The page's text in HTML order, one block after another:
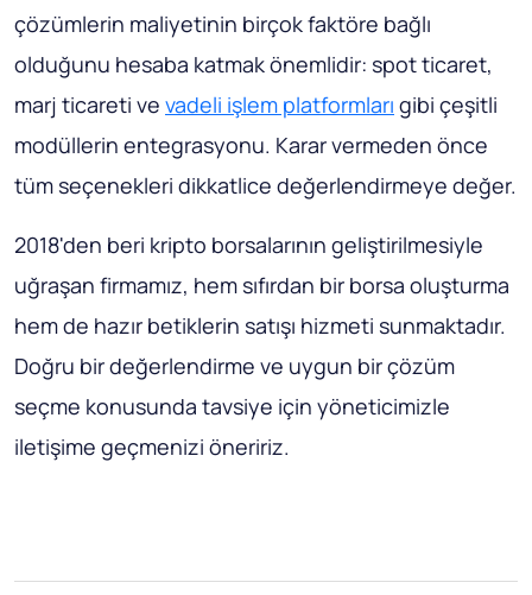
çözümlerin maliyetinin birçok faktöre bağlı
olduğunu hesaba katmak önemlidir: spot ticaret,
marj ticareti ve vadeli işlem platformları gibi çeşitli
modüllerin entegrasyonu. Karar vermeden önce
tüm seçenekleri dikkatlice değerlendirmeye değer.
2018'den beri kripto borsalarının geliştirilmesiyle
uğraşan firmamız, hem sıfırdan bir borsa oluşturma
hem de hazır betiklerin satışı hizmeti sunmaktadır.
Doğru bir değerlendirme ve uygun bir çözüm
seçme konusunda tavsiye için yöneticimizle
iletişime geçmenizi öneririz.